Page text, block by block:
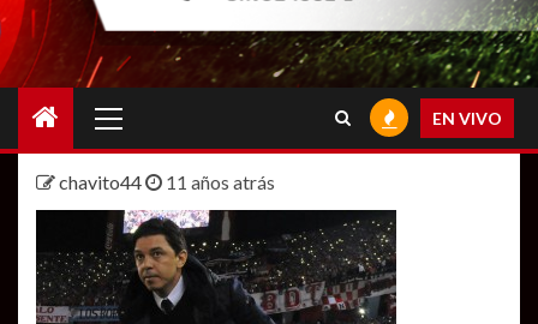
principal
EN VIVO
chavito44 11 años atrás